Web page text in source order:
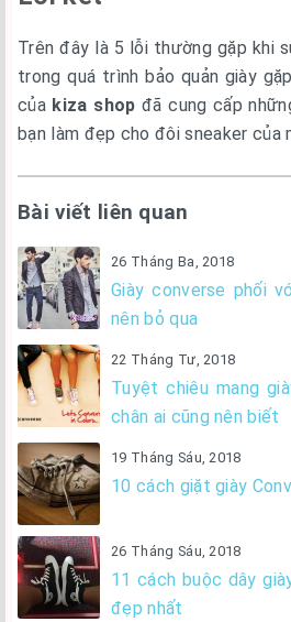
Trên đây là 5 lỗi thường gặp khi
trong quá trình bảo quản giày
của kiza shop đã cung cấp
bạn làm đẹp cho đôi sneaker của
Bài viết liên quan
26 Tháng Ba, 2018
Giày converse phối
nên bỏ qua
22 Tháng Tư, 2018
Tuyệt chiêu mang
chân ai cũng nên biết
19 Tháng Sáu, 2018
10 cách giặt giày
26 Tháng Sáu, 2018
11 cách buộc dây
đẹp nhất